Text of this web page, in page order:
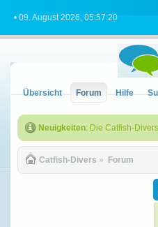
• 09. August 2026, 05:57:20
Übersicht Forum Hilfe
Neuigkeiten: Die Catfish-
Catfish-Divers » Forum